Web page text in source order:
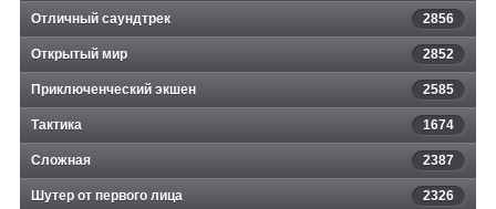
Отличный саундтрек 2856
Открытый мир 2852
Приключенческий экшен 2585
Тактика 1674
Сложная 2387
Шутер от первого лица 2326